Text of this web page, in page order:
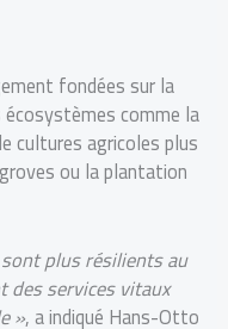
fondées sur la
comme la
cultures agricoles plus
ou la plantation
plus résilients au
des services vitaux
», a indiqué Hans-Otto